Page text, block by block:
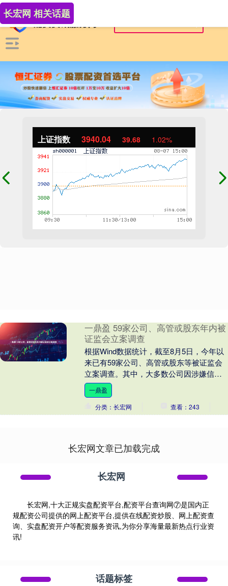
上证指数 3940.04 39.68 1.02%
长宏网 相关话题
一鼎盈 59家公司、高管或股东年内被
证监会立案调查
根据Wind数据统计，截至8月5日，今年以
来已有59家公司、高管或股东等被证监会
立案调查。其中，大多数公司因涉嫌信息
披露违法违规被查，少数公司因未按规定
披露财报....
一鼎盈
分类：长宏网
查看：243
长宏网文章已加载完成
长宏网
长宏网,十大正规实盘配资平台,配资平台查询网⑦是国内正
规配资公司提供的网上配资平台,提供在线配资炒股、网上配资查
询、实盘配资开户等配资服务资讯,为你分享海量最新热点行业资
讯!
话题标签